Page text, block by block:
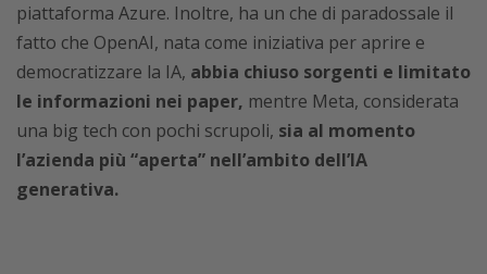
piattaforma Azure. Inoltre, ha un che di paradossale il
fatto che OpenAI, nata come iniziativa per aprire e
democratizzare la IA, abbia chiuso sorgenti e limitato
le informazioni nei paper, mentre Meta, considerata
una big tech con pochi scrupoli, sia al momento
l’azienda più “aperta” nell’ambito dell’IA
generativa.